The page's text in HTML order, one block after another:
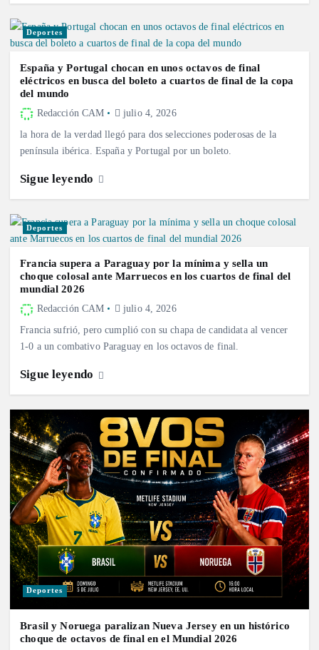
Deportes
España y Portugal chocan en unos octavos de final
eléctricos en busca del boleto a cuartos de final de la copa
del mundo
Redacción CAM julio 4, 2026
la hora de la verdad llegó para dos selecciones poderosas de la
península ibérica. España y Portugal por un boleto.
Sigue leyendo
Deportes
Francia supera a Paraguay por la mínima y sella un
choque colosal ante Marruecos en los cuartos de final del
mundial 2026
Redacción CAM julio 4, 2026
Francia sufrió, pero cumplió con su chapa de candidata al vencer
1-0 a un combativo Paraguay en los octavos de final.
Sigue leyendo
Deportes
Brasil y Noruega paralizan Nueva Jersey en un histórico
choque de octavos de final en el Mundial 2026